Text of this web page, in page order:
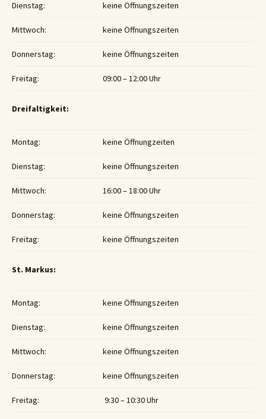
Dienstag: keine Öffnungszeiten
Mittwoch: keine Öffnungszeiten
Donnerstag: keine Öffnungszeiten
Freitag: 09:00 – 12:00 Uhr
Dreifaltigkeit:
Montag: keine Öffnungzeiten
Dienstag: keine Öffnungszeiten
Mittwoch: 16:00 – 18:00 Uhr
Donnerstag: keine Öffnungszeiten
Freitag: keine Öffnungszeiten
St. Markus:
Montag: keine Öffnungszeiten
Dienstag: keine Öffnungszeiten
Mittwoch: keine Öffnungszeiten
Donnerstag: keine Öffnungszeiten
Freitag: 9:30 – 10:30 Uhr